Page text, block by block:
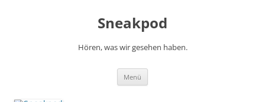
Sneakpod
Hören, was wir gesehen haben.
Menü